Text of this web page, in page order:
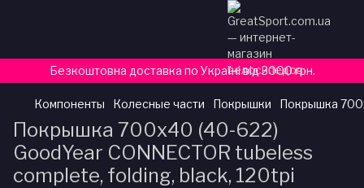
Безкоштовна доставка по Україні від 3000 грн.
Компоненты Колесные части Покрышки Покрышка
Покрышка 700x40 (40-622)
GoodYear CONNECTOR tubeless
complete, folding, black, 120tpi